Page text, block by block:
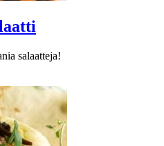
salaatteja!